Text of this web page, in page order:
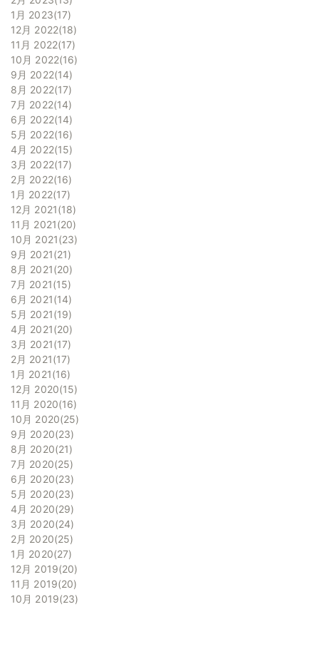
1月 2023 17
12月 2022 18
11月 2022 17
10月 2022 16
9月 2022 14
8月 2022 17
7月 2022 14
6月 2022 14
5月 2022 16
4月 2022 15
3月 2022 17
2月 2022 16
1月 2022 17
12月 2021 18
11月 2021 20
10月 2021 23
9月 2021 21
8月 2021 20
7月 2021 15
6月 2021 14
5月 2021 19
4月 2021 20
3月 2021 17
2月 2021 17
1月 2021 16
12月 2020 15
11月 2020 16
10月 2020 25
9月 2020 23
8月 2020 21
7月 2020 25
6月 2020 23
5月 2020 23
4月 2020 29
3月 2020 24
2月 2020 25
1月 2020 27
12月 2019 20
11月 2019 20
10月 2019 23